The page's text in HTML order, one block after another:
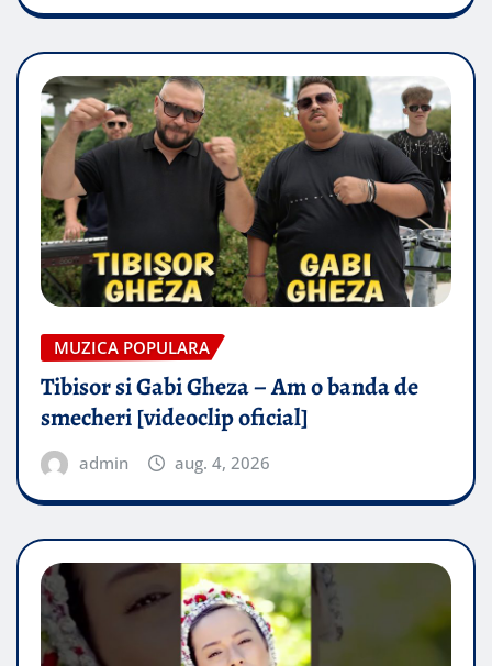
MUZICA POPULARA
Tibisor si Gabi Gheza – Am o banda de
smecheri [videoclip oficial]
admin aug. 4, 2026